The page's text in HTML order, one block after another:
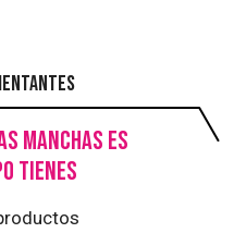
manchas es
tienes